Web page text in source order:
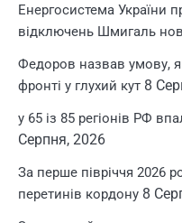
Енергосистема України
відключень Шмигаль
Федоров назвав умову,
фронті у глухий кут 8
у 65 із 85 регіонів РФ
Серпня, 2026
За перше півріччя 2026
перетинів кордону 8